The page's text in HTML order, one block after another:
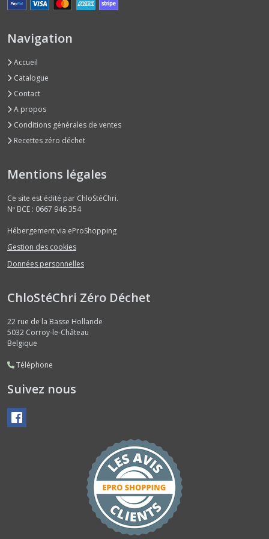
Navigation
Accueil
Catalogue
Contact
A propos
Conditions générales de ventes
Recettes zéro déchet
Mentions légales
Ce site est édité par ChloStéChri.
Nº BCE : 0667 946 354
Hébergement via eProShopping
Gestion des cookies
Données personnelles
ChloStéChri Zéro Déchet
22 rue de la Basse Hollande
5032 Corroy-le-Château
Belgique
Téléphone
Suivez nous